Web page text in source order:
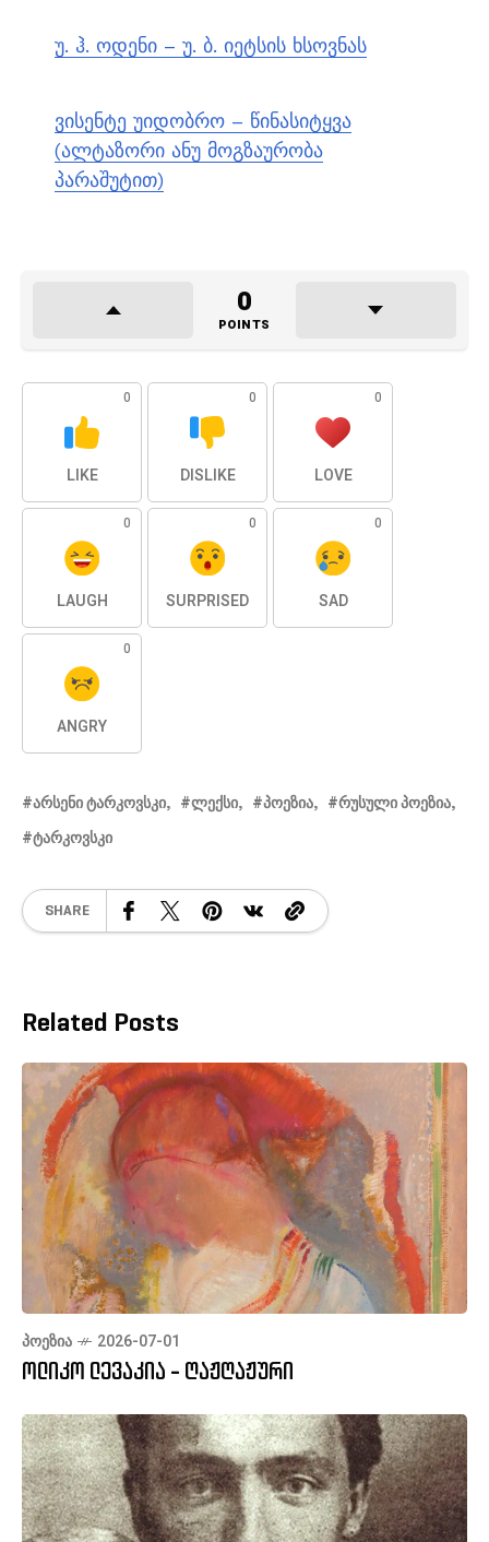
უ. ჰ. ოდენი – უ. ბ. იეტსის ხსოვნას
ვისენტე უიდობრო – წინასიტყვა
(ალტაზორი ანუ მოგზაურობა
პარაშუტით)
0
POINTS
0
LIKE
0
DISLIKE
0
LOVE
0
LAUGH
0
SURPRISED
0
SAD
0
ANGRY
ᲐᲠᲡᲔᲜᲘ ᲢᲐᲠᲙᲝᲕᲡᲙᲘ ᲚᲔᲥᲡᲘ ᲞᲝᲔᲖᲘᲐ
ᲠᲣᲡᲣᲚᲘ ᲞᲝᲔᲖᲘᲐ
ᲢᲐᲠᲙᲝᲕᲡᲙᲘ
SHARE
Related Posts
ᲞᲝᲔᲖᲘᲐ 2026-07-01
ოლიკო ლევაკია - ღაჟღაჟური